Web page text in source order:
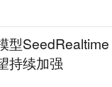
型SeedRealtime
持续加强